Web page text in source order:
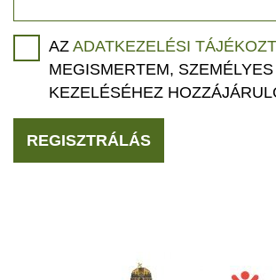
AZ ADATKEZELÉSI
MEGISMERTEM, SZEMÉLYES
KEZELÉSÉHEZ
REGISZTRÁLÁS